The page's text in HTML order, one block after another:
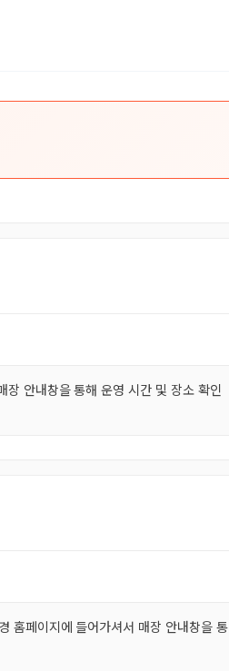
안내창을 통해 운영 시간 및 장소 확인
홈페이지에 들어가셔서 매장 안내창을 통